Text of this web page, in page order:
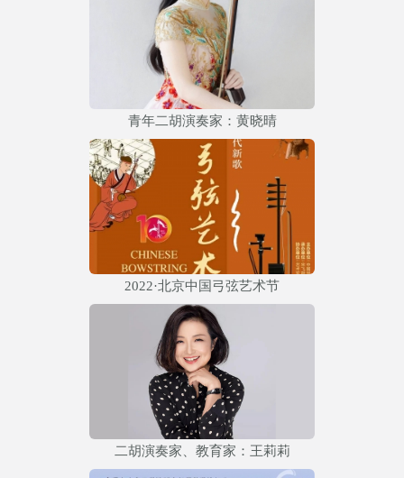
青年二胡演奏家：黄晓晴
2022·北京中国弓弦艺术节
二胡演奏家、教育家：王莉莉